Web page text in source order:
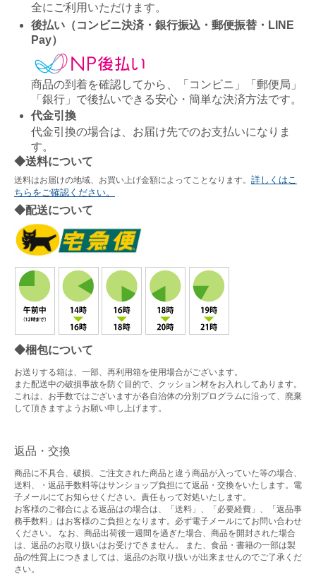
全にご利用いただけます。
後払い（コンビニ決済・銀行振込・郵便振替・LINE
Pay）
商品の到着を確認してから、「コンビニ」「郵便局」
「銀行」で後払いできる安心・簡単な決済方法です。
代金引換
代金引換の場合は、お届け先でのお支払いになりま
す。
◆送料について
送料はお届けの地域、お買い上げ金額によってことなります。 詳しくはこ
ちらをご確認ください。
◆配送について
◆梱包について
お送りする箱は、一部、再利用箱を使用場合がございます。
また配送中の破損事故を防ぐ目的で、クッション材をお入れしてあります。
これは、お手数ではございますが各自治体の分別プログラムに沿って、廃棄
して頂きますようお願い申し上げます。
返品・交換
商品に不具合、破損、ご注文された商品と違う商品が入っていた等の場合、
送料、・返品手数料等はサンショップ負担にて返品・交換をいたします。電
子メールにてお知らせください。責任もって対処いたします。
お客様のご都合による返品はの場合は、「送料」、「必要経費」、「返品事
務手数料」はお客様のご負担となります。必ず電子メールにてお問い合わせ
ください。 なお、商品出荷後一週間を過ぎた場合、商品を開封された場合
は、返品のお取り扱いはお受けできません。 また、食品・書籍の一部は製
品の性質上につきましては、返品のお取り扱いが出来ませんのでご了承くだ
さい。